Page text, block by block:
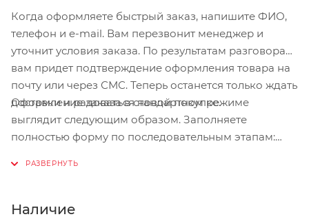
Когда оформляете быстрый заказ, напишите ФИО,
телефон и e-mail. Вам перезвонит менеджер и
уточнит условия заказа. По результатам разговора
вам придет подтверждение оформления товара на
почту или через СМС. Теперь останется только ждать
доставки и радоваться новой покупке.
Оформление заказа в стандартном режиме
выглядит следующим образом. Заполняете
полностью форму по последовательным этапам:
Нажмите кнопку «Оформить заказ».
Наличие